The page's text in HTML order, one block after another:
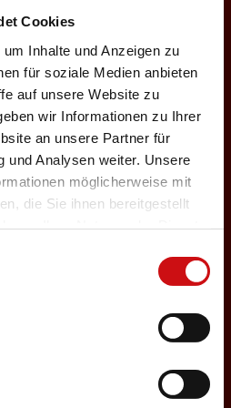
Cookies
Inhalte und Anzeigen zu
für soziale Medien anbieten
auf unsere Website zu
wir Informationen zu Ihrer
an unsere Partner für
und Analysen weiter. Unsere
möglicherweise mit
die Sie ihnen bereitgestellt